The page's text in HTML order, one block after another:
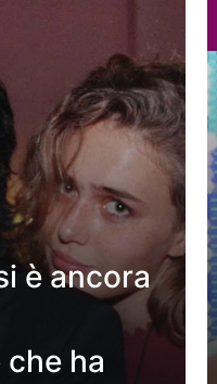
è ancora
ha